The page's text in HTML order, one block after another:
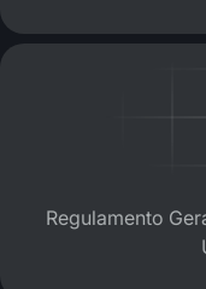
Regulamento